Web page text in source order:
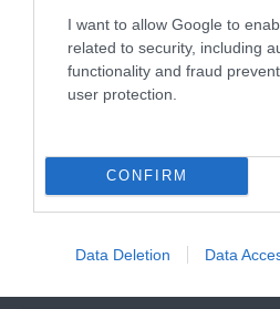
I want to allow Google to
related to security, including
functionality and fraud
user protection.
CONFIRM
Data Deletion Data
5 Hidden Signs You Have
190 139